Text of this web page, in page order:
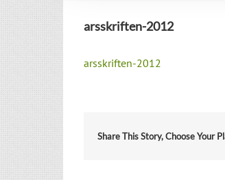
arsskriften-2012
arsskriften-2012
Share This Story, Choose Your